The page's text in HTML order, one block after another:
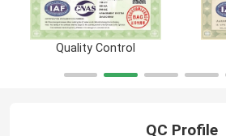
Quality Control
QC Profile